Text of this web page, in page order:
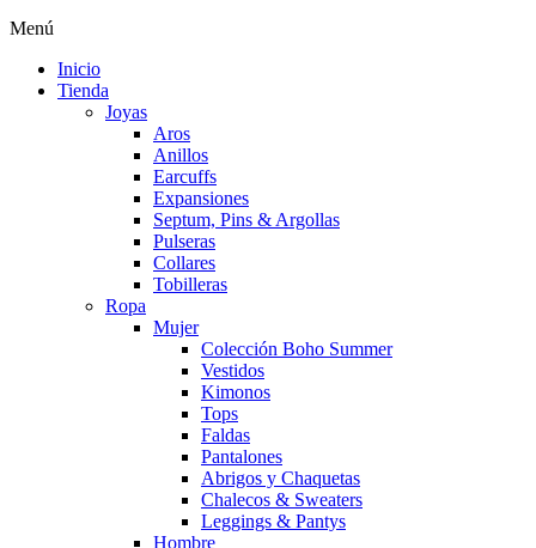
Menú
Inicio
Tienda
Joyas
Aros
Anillos
Earcuffs
Expansiones
Septum, Pins & Argollas
Pulseras
Collares
Tobilleras
Ropa
Mujer
Colección Boho Summer
Vestidos
Kimonos
Tops
Faldas
Pantalones
Abrigos y Chaquetas
Chalecos & Sweaters
Leggings & Pantys
Hombre